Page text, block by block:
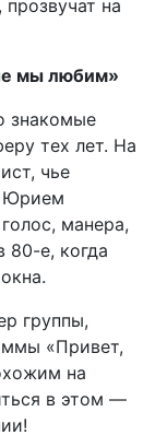
на
мы любим»
знакомые
тех лет. На
чье
Юрием
манера,
80-е, когда
группы,
«Привет,
на
в этом —